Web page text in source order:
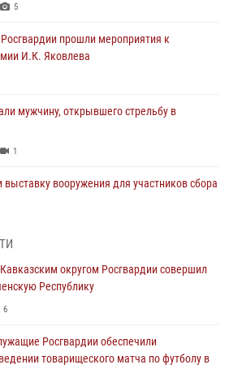
5
прошли мероприятия к
И.К. Яковлева
мужчину, открывшего стрельбу в
1
вооружения для участников сбора
ВСУ на территорию области
травматическим пистолетом
округом Росгвардии совершил
Республику
6
Росгвардии обеспечили
товарищеского матча по футболу в